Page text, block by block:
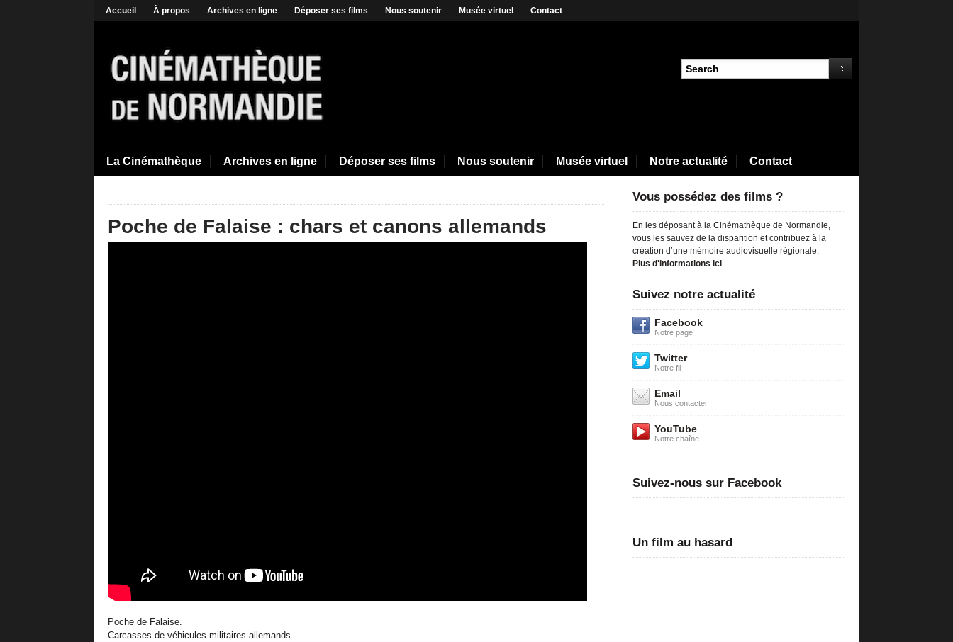
Accueil À propos Archives en ligne Déposer ses films Nous soutenir Musée virtuel Contact
La Cinémathèque Archives en ligne Déposer ses films Nous soutenir Musée virtuel Notre actualité Contact
Poche de Falaise : chars et canons allemands
Poche de Falaise.
Carcasses de véhicules militaires allemands.
Vous possédez des films ?
En les déposant à la Cinémathèque de Normandie,
vous les sauvez de la disparition et contribuez à la
création d’une mémoire audiovisuelle régionale.
Plus d'informations ici
Suivez notre actualité
Facebook
Notre page
Twitter
Notre fil
Email
Nous contacter
YouTube
Notre chaîne
Suivez-nous sur Facebook
Un film au hasard